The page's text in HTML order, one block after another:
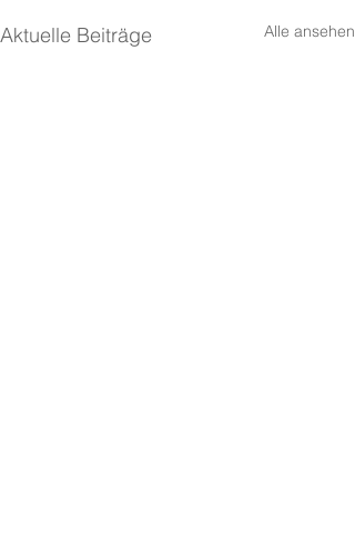
Aktuelle Beiträge Alle ansehen